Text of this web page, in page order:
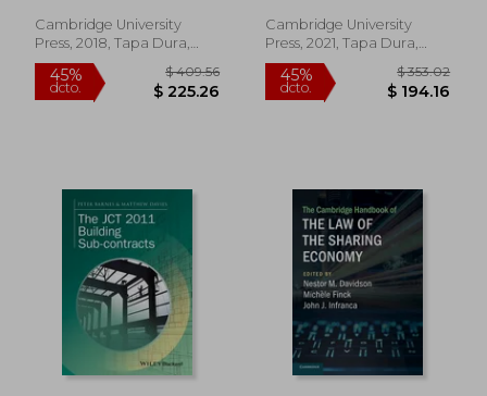
40%
dcto. $ 36.91
45%
dcto.
Cambridge University
Press, 2018, Tapa Dura,
Nuevo
Inglés)
Cambridge University
Press, 2021, Tapa Dura,
Nuevo